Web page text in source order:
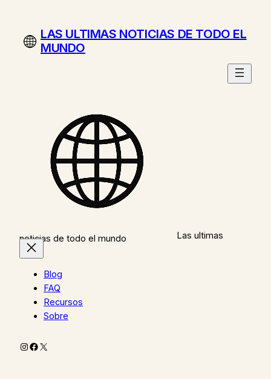
contenidoLAS ULTIMAS NOTICIAS DE TODO EL
MUNDO
Las ultimas
noticias de todo el mundo
Blog
FAQ
Recursos
Sobre
Instagram
Facebook
X